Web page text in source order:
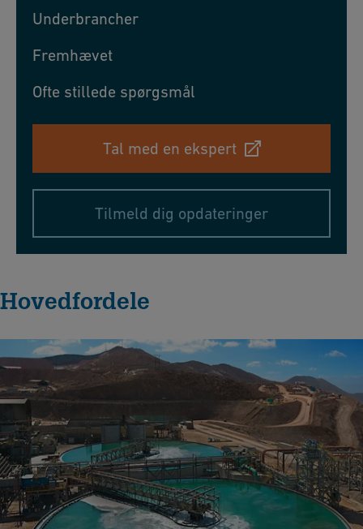
Underbrancher
Fremhævet
Ofte stillede spørgsmål
Tal med en ekspert
Tilmeld dig opdateringer
Hovedfordele